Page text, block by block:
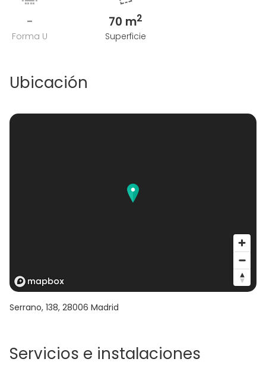
-
Forma U
70 m2
Superficie
Ubicación
Serrano, 138, 28006 Madrid
Servicios e instalaciones